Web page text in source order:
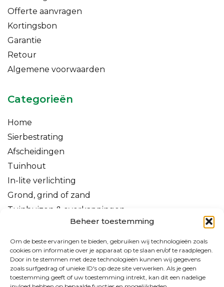
Beheer toestemming
Om de beste ervaringen te bieden, gebruiken wij technologieën zoals
cookies om informatie over je apparaat op te slaan en/of te raadplegen.
Door in te stemmen met deze technologieën kunnen wij gegevens
zoals surfgedrag of unieke ID's op deze site verwerken. Als je geen
toestemming geeft of uw toestemming intrekt, kan dit een nadelige
Offerte aanvragen
Kortingsbon
Garantie
Retour
Algemene voorwaarden
Categorieën
Home
Sierbestrating
Afscheidingen
Tuinhout
In-lite verlichting
Grond, grind of zand
Tuinhuizen & overkappingen